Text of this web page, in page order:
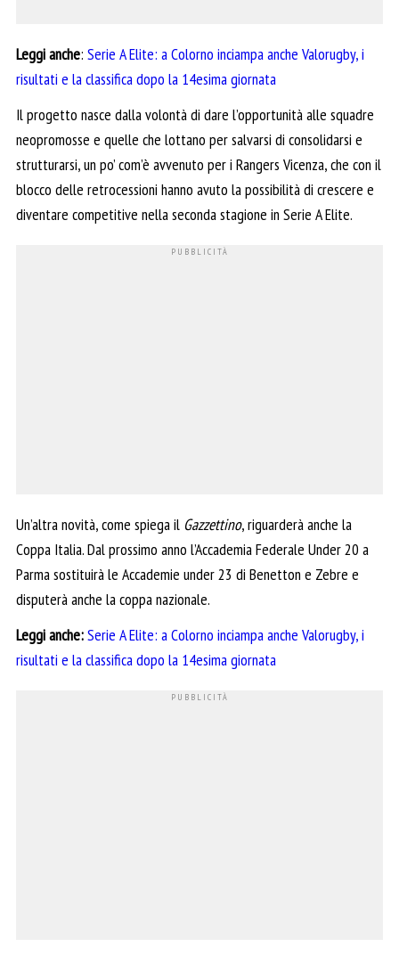
Leggi anche: Serie A Elite: a Colorno inciampa anche Valorugby, i
risultati e la classifica dopo la 14esima giornata
Il progetto nasce dalla volontà di dare l’opportunità alle squadre
neopromosse e quelle che lottano per salvarsi di consolidarsi e
strutturarsi, un po’ com’è avvenuto per i Rangers Vicenza, che con il
blocco delle retrocessioni hanno avuto la possibilità di crescere e
diventare competitive nella seconda stagione in Serie A Elite.
Un’altra novità, come spiega il Gazzettino, riguarderà anche la
Coppa Italia. Dal prossimo anno l’Accademia Federale Under 20 a
Parma sostituirà le Accademie under 23 di Benetton e Zebre e
disputerà anche la coppa nazionale.
Leggi anche:Serie A Elite: a Colorno inciampa anche Valorugby, i
risultati e la classifica dopo la 14esima giornata